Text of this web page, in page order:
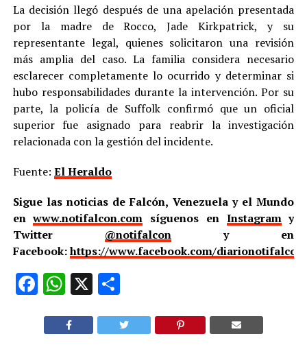
La decisión llegó después de una apelación presentada
por la madre de Rocco, Jade Kirkpatrick, y su
representante legal, quienes solicitaron una revisión
más amplia del caso. La familia considera necesario
esclarecer completamente lo ocurrido y determinar si
hubo responsabilidades durante la intervención. Por su
parte, la policía de Suffolk confirmó que un oficial
superior fue asignado para reabrir la investigación
relacionada con la gestión del incidente.
Fuente: El Heraldo
Sigue las noticias de Falcón, Venezuela y el Mundo
enwww.notifalcon.com síguenos en Instagramy
Twitter @notifalcony en
Facebook:https://www.facebook.com/
Facebook
WhatsApp
X Compartir